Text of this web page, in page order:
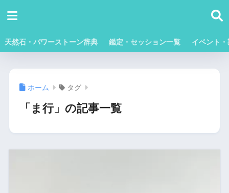
天然石・パワーストーン辞典 鑑定・セッション一覧 イベント
ホーム タグ
「ま行」の記事一覧